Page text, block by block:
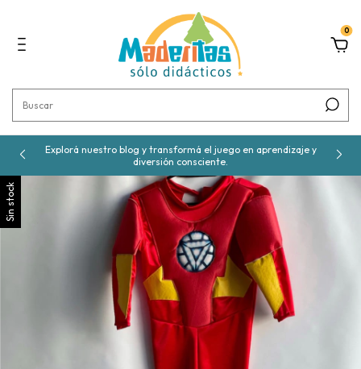
0
Explorá nuestro blog y transformá el juego en aprendizaje y
diversión consciente.
Sin stock